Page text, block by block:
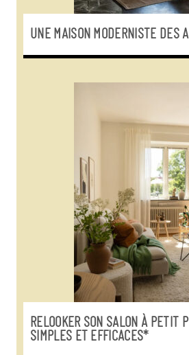
UNE MAISON MODERNISTE DES
RELOOKER SON SALON À PETIT
SIMPLES ET EFFICACES*